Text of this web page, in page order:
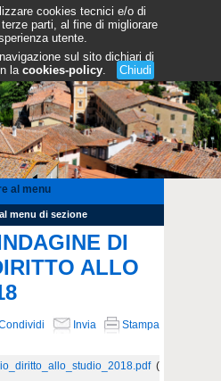
cookies tecnici e/o di
parti, al fine di migliorare
utente.
sul sito dichiari di
la cookies-policy. Chiudi
al menu
menu di sezione
DI
ALLO
Invia Stampa
(